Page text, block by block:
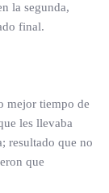
la segunda,
final.
mejor tiempo de
les llevaba
resultado que no
que